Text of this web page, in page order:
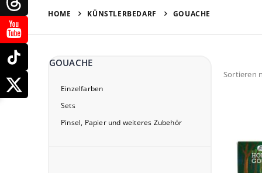
HOME KÜNSTLERBEDARF GOUACHE
Sortieren
GOUACHE
Einzelfarben
Sets
Pinsel, Papier und weiteres Zubehör